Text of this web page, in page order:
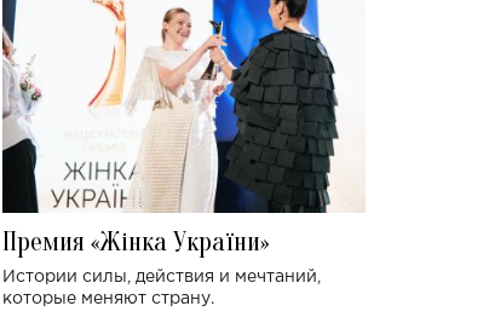
Премия «Жінка України»
Истории силы, действия и мечтаний,
которые меняют страну.